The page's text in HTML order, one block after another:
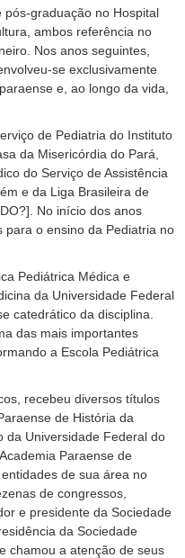
graduação no Hospital
ambos referência no
Nos anos seguintes,
se exclusivamente
e, ao longo da vida,
de Pediatria do Instituto
da Misericórdia do Pará,
do Serviço de Assistência
e da Liga Brasileira de
No início dos anos
para o ensino da Pediatria no
Pediátrica Médica e
da Universidade Federal
catedrático da disciplina.
das mais importantes
a Escola Pediátrica
recebeu diversos títulos
de História da
da Universidade Federal do
Paraense de
de sua área no
de congressos,
e presidente da Sociedade
da Sociedade
chamou a atenção de seus